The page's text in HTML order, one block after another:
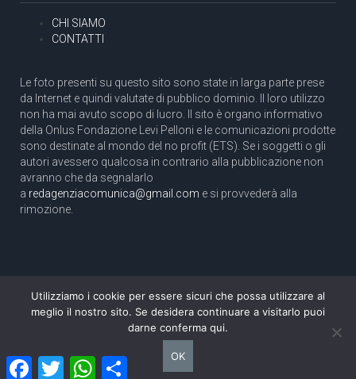
CHI SIAMO
CONTATTI
Le foto presenti su questo sito sono state in larga parte prese
da Internet e quindi valutate di pubblico dominio. Il loro utilizzo
non ha mai avuto scopo di lucro. Il sito è organo informativo
della Onlus Fondazione Levi Pelloni e le comunicazioni prodotte
sono destinate al mondo del no profit (ETS). Se i soggetti o gli
autori avessero qualcosa in contrario alla pubblicazione non
avranno che da segnalarlo
a redagenziacomunica@gmail.com e si provvederà alla
rimozione.
Copyright 2003 com.unica - Tutti i diritti riservati
Aut. Tribunale di Roma N. 466/2003 dell'11/11/2003
Direttore responsabile: Pino Pelloni [direttore@agenziacomunica.net]
Design by Ethoslab.
FacebookTwitter WhatsAppCondividi
Utilizziamo i cookie per essere sicuri che possa utilizzare al
meglio il nostro sito. Se desidera continuare a visitarlo puoi
darne conferma qui.
OK